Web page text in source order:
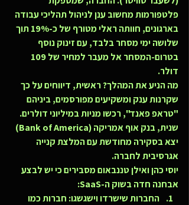
פלטפורמות מחשוב ענן לניהול תהליכי עבודה
בארגונים, חוותה ראלי מטורף של כ-19% תוך
שלושה ימי מסחר בלבד, עם זינוק נוסף
דולר.
מה הניע את המהלך? ראשית, דיווחים על כך
שקרנות ענק ומשקיעים מפורסמים, ביניהם
"טראפ פאנד", רכשו מניות במיליוני דולרים.
שנית, בנק אוף אמריקה (Bank of America)
יצא בסקירה מחודשת עם המלצת קנייה
אגרסיבית לחברה.
יוסי כהן ואילן טננבאום מסבירים כי יש לבצע
אבחנה חדה בשוק ה-SaaS:
החברות שישרדו וישגשגו: חברות כמו